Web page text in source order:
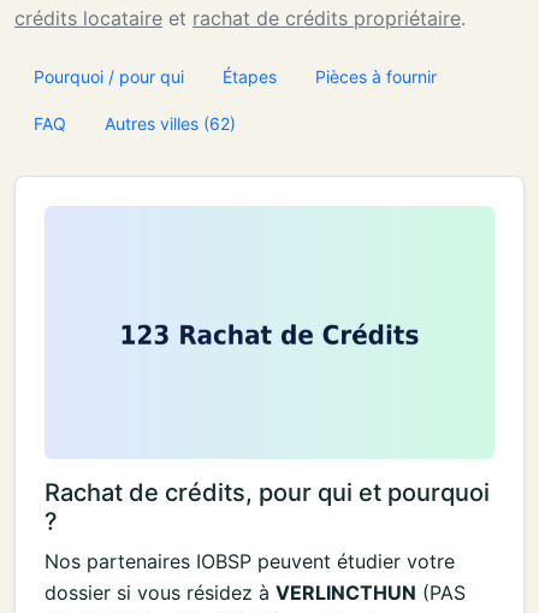
crédits locataire et rachat de crédits propriétaire.
Pourquoi / pour qui Étapes Pièces à fournir
FAQ Autres villes (62)
Rachat de crédits, pour qui et pourquoi
?
Nos partenaires IOBSP peuvent étudier votre
dossier si vous résidez à VERLINCTHUN (PAS